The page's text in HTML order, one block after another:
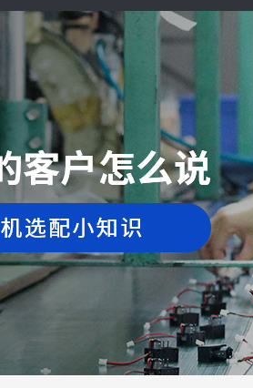
关于91短视频APP下载污黄